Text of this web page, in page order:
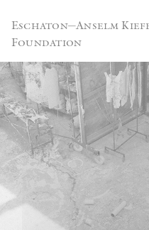
Eschaton—Anselm
Foundation